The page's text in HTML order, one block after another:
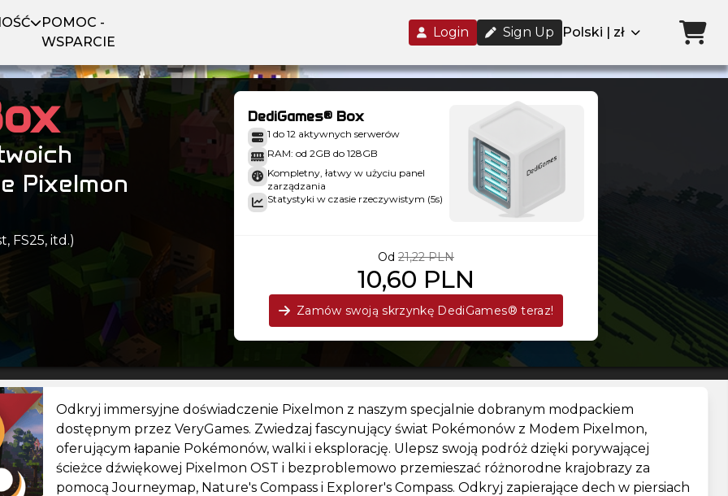
POMOC -
WSPARCIE
Login Sign Up Polski | zł
Pixelmon
FS25, itd.)
DediGames® Box
1 do 12 aktywnych serwerów
RAM: od 2GB do 128GB
Kompletny, łatwy w użyciu panel
zarządzania
Statystyki w czasie rzeczywistym (5s)
Od 21,22 PLN
10,60 PLN
Zamów swoją skrzynkę DediGames® teraz!
Odkryj immersyjne doświadczenie Pixelmon z naszym specjalnie dobranym modpackiem
dostępnym przez VeryGames. Zwiedzaj fascynujący świat Pokémonów z Modem Pixelmon,
oferującym łapanie Pokémonów, walki i eksplorację. Ulepsz swoją podróż dzięki porywającej
ścieżce dźwiękowej Pixelmon OST i bezproblemowo przemieszać różnorodne krajobrazy za
pomocą Journeymap, Nature's Compass i Explorer's Compass. Odkryj zapierające dech w piersiach